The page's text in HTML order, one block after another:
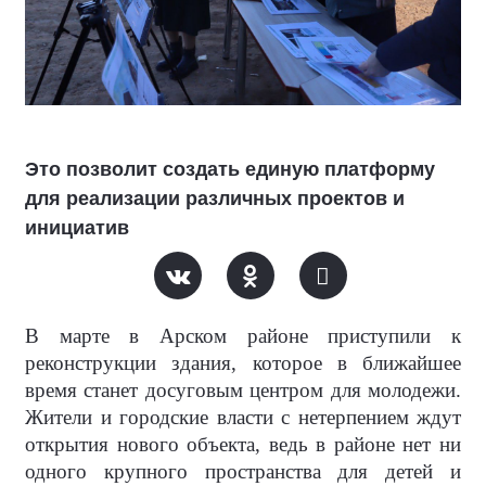
Это позволит создать единую платформу
для реализации различных проектов и
инициатив
В марте в Арском районе приступили к
реконструкции здания, которое в ближайшее
время станет досуговым центром для молодежи.
Жители и городские власти с нетерпением ждут
открытия нового объекта, ведь в районе нет ни
одного крупного пространства для детей и